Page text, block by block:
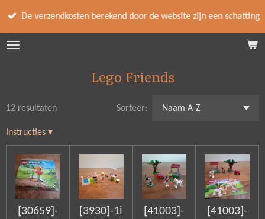
Ga
naar
De verzendkosten berekend door de website zijn een schatting
Lego Friends
12 resultaten Sorteer:
Instructies ▾
[30659]-
[3930]-1i
[41003]-
[41003]-